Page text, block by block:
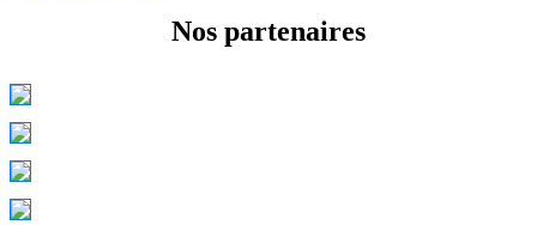
Nos partenaires